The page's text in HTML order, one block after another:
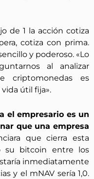
de 1 la acción cotiza
cotiza con prima.
y poderoso. «Lo
al analizar
criptomonedas es
útil fija».
el empresario es un
que una empresa
que cierra esta
su bitcoin entre los
inmediatamente
y el mNAV sería 1,0.